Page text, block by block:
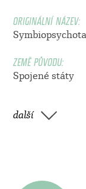
ORIGINÁLNÍ NÁZEV:
ZEMĚ PŮVODU:
Spojené státy
další